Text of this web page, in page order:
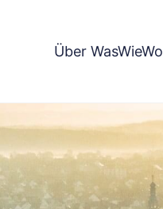
Über WasWieWo